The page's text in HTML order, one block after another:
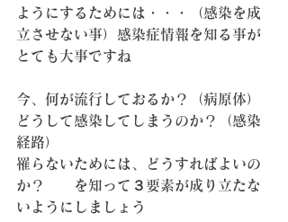
ようにするためには・・・（感染を成
立させない事）感染症情報を知る事が
とても大事ですね
今、何が流行しておるか？（病原体）
どうして感染してしまうのか？（感染
経路）
罹らないためには、どうすればよいの
か？　　を知って３要素が成り立たな
いようにしましょう